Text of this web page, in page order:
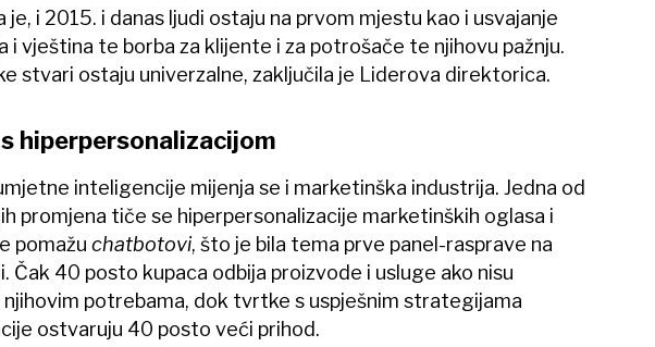
je, i 2015. i danas ljudi ostaju na prvom mjestu kao i usvajanje
i vještina te borba za klijente i za potrošače te njihovu pažnju.
stvari ostaju univerzalne, zaključila je Liderova direktorica.
hiperpersonalizacijom
inteligencije mijenja se i marketinška industrija. Jedna od
promjena tiče se hiperpersonalizacije marketinških oglasa i
pomažu chatbotovi, što je bila tema prve panel-rasprave na
Čak 40 posto kupaca odbija proizvode i usluge ako nisu
potrebama, dok tvrtke s uspješnim strategijama
ostvaruju 40 posto veći prihod.